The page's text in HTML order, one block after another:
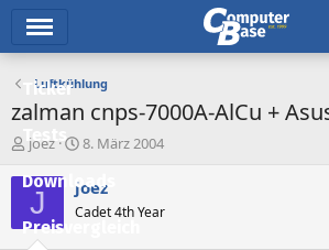
Ticker
Tests
Downloads
Preisvergleich
Luftkühlung
zalman cnps-7000A-AlCu +
E
s
e
joez
E
s
e
8. März 2004
J joez
Cadet 4th Year